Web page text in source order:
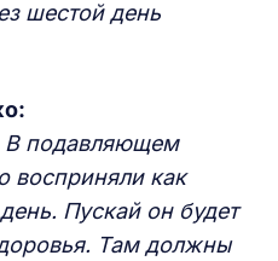
шестой день
В подавляющем
восприняли как
Пускай он будет
Там должны